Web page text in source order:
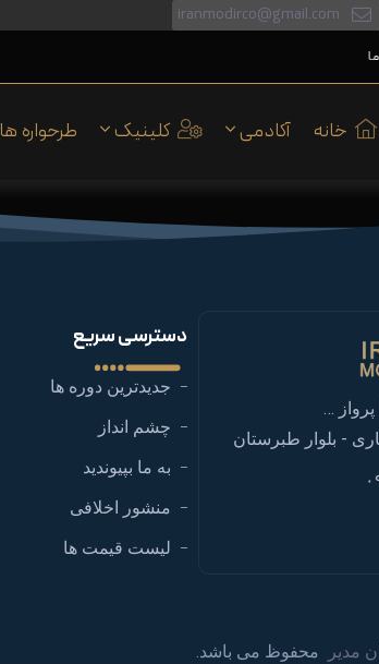
iranmodirco@gmail.com
خانه آکادمی کلینیک طرحواره ها
پرواز …
- بلوار طبرستان
دسترسی سریع
جدیدترین دوره ها
چشم انداز
به ما بپیوندید
منشور اخلافی
لیست قیمت ها
مدیر محفوظ می باشد.